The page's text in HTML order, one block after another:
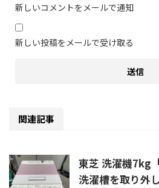
新しいコメントをメールで通知
新しい投稿をメールで受け取る
関連記事
東芝 洗濯機7kg
洗濯槽を取り外